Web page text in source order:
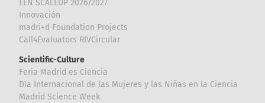
EEN SCALEUP 2026/2027
Innovación
madri+d Foundation Projects
Call4Evaluators RIVCircular
Scientific-Culture
Feria Madrid es Ciencia
Día Internacional de las Mujeres y las Niñas en la Ciencia
Madrid Science Week